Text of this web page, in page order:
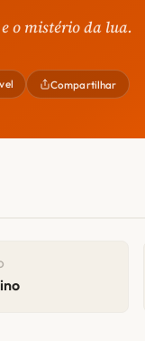
o mistério da lua.
Compartilhar